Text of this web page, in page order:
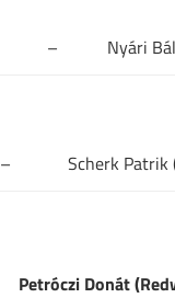
– Nyári
– Scherk Patrik
Petróczi Donát